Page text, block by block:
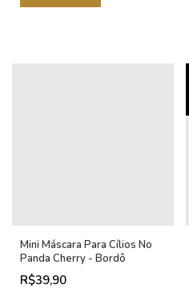
Mini Máscara Para Cílios No
Panda Cherry - Bordô
R$39,90